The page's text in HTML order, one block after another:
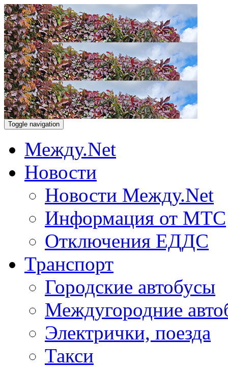
Toggle navigation
Между.Net
Новости
Новости Между.Net
Информация от МТС
Отключения ЕДДС
Транспорт
Городские автобусы
Междугородние
Электрички, поезда
Такси